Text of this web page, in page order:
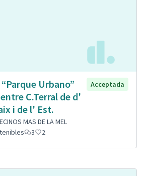
Urbano”
C.Terral de d'
i de l' Est.
Acceptada
MAS DE LA MEL
3 2